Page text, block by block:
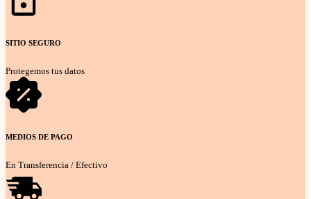
Seleccionar opciones
SITIO SEGURO
Protegemos tus datos
MEDIOS DE PAGO
En Transferencia / Efectivo